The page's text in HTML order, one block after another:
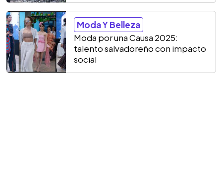
Moda Y Belleza
Moda por una Causa 2025:
talento salvadoreño con impacto
social